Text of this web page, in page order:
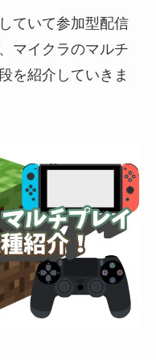
ていて参加型配信
マイクラのマルチ
を紹介していきま